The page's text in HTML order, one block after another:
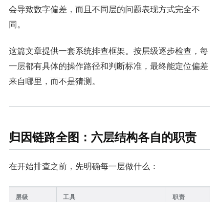
会导致数字偏差，而且不同层的问题表现方式完全不
同。
这篇文章提供一套系统排查框架。按层级逐步检查，每
一层都有具体的操作路径和判断标准，最终能定位偏差
来自哪里，而不是猜测。
归因链路全图：六层结构各自的职责
在开始排查之前，先明确每一层做什么：
层级 工具 职责